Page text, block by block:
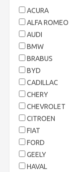
ACURA
ALFA ROMEO
AUDI
BMW
BRABUS
BYD
CADILLAC
CHERY
CHEVROLET
CITROEN
FIAT
FORD
GEELY
HAVAL